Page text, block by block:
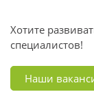
Хотите
специалистов!
Наши